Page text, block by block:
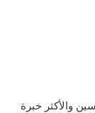
والأكثر خبرة